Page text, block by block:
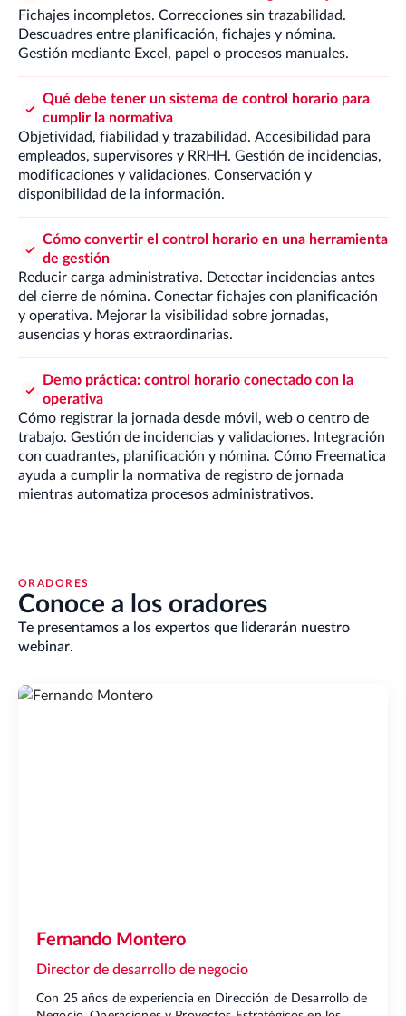
Fichajes incompletos. Correcciones sin trazabilidad.
Descuadres entre planificación, fichajes y nómina.
Gestión mediante Excel, papel o procesos manuales.
Qué debe tener un sistema de control horario para
cumplir la normativa
Objetividad, fiabilidad y trazabilidad. Accesibilidad para
empleados, supervisores y RRHH. Gestión de incidencias,
modificaciones y validaciones. Conservación y
disponibilidad de la información.
Cómo convertir el control horario en una herramienta
de gestión
Reducir carga administrativa. Detectar incidencias antes
del cierre de nómina. Conectar fichajes con planificación
y operativa. Mejorar la visibilidad sobre jornadas,
ausencias y horas extraordinarias.
Demo práctica: control horario conectado con la
operativa
Cómo registrar la jornada desde móvil, web o centro de
trabajo. Gestión de incidencias y validaciones. Integración
con cuadrantes, planificación y nómina. Cómo Freematica
ayuda a cumplir la normativa de registro de jornada
mientras automatiza procesos administrativos.
ORADORES
Conoce a los oradores
Te presentamos a los expertos que liderarán nuestro
webinar.
Fernando Montero
Director de desarrollo de negocio
Con 25 años de experiencia en Dirección de Desarrollo de